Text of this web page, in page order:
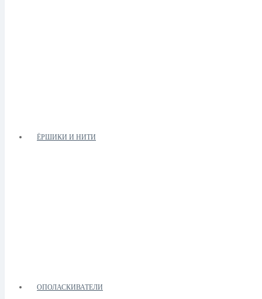
ЁРШИКИ И НИТИ
ОПОЛАСКИВАТЕЛИ